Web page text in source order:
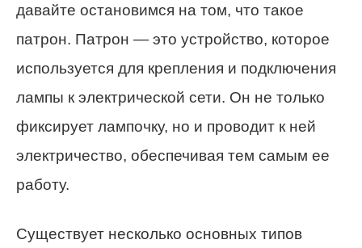
давайте остановимся на том, что такое
патрон. Патрон — это устройство, которое
используется для крепления и подключения
лампы к электрической сети. Он не только
фиксирует лампочку, но и проводит к ней
электричество, обеспечивая тем самым ее
работу.
Существует несколько основных типов